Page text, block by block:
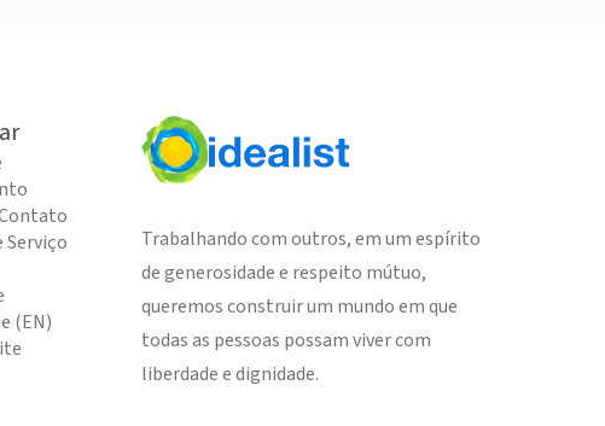
Serviço
(EN)
Trabalhando com outros, em um espírito
de generosidade e respeito mútuo,
queremos construir um mundo em que
todas as pessoas possam viver com
liberdade e dignidade.